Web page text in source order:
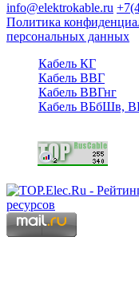
info@elektrokable.ru
Политика
персональных данных
Кабель КГ
Кабель ВВГ
Кабель ВВГнг
Кабель ВБбШв,